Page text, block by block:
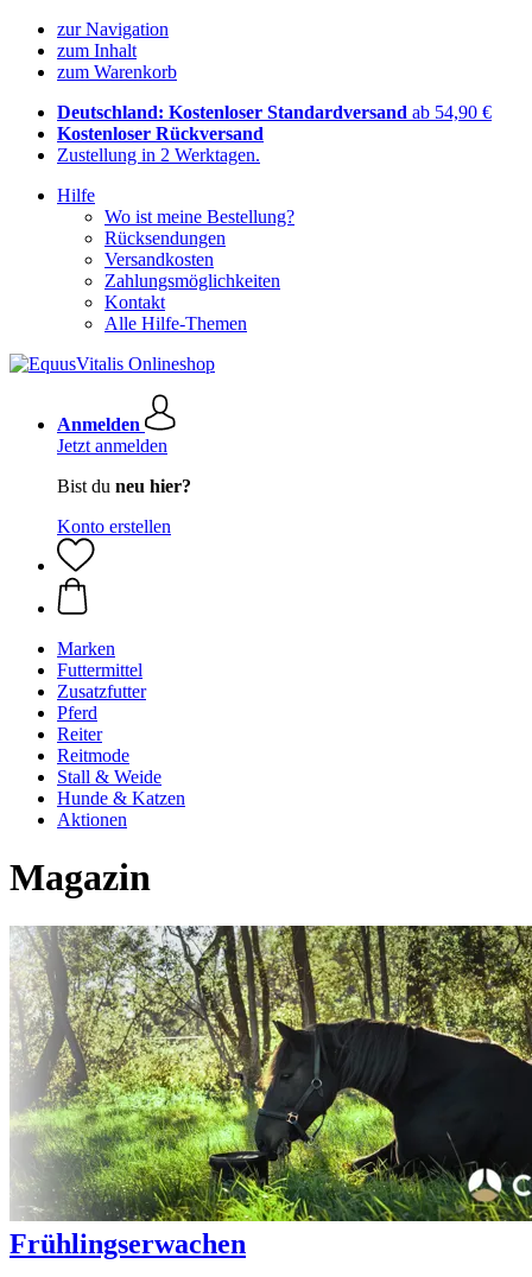
zur Navigation
zum Inhalt
zum Warenkorb
Deutschland: Kostenloser Standardversand ab 54,90 €
Kostenloser Rückversand
Zustellung in 2 Werktagen.
Hilfe
Wo ist meine Bestellung?
Rücksendungen
Versandkosten
Zahlungsmöglichkeiten
Kontakt
Alle Hilfe-Themen
Anmelden
Jetzt anmelden
Bist du neu hier?
Konto erstellen
Marken
Futtermittel
Zusatzfutter
Pferd
Reiter
Reitmode
Stall & Weide
Hunde & Katzen
Aktionen
Magazin
Frühlingserwachen